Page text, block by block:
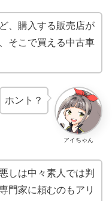
、購入する販売店が
そこで買える中古車
アイちゃん
ホント？
しは中々素人では判
門家に頼むのもアリ